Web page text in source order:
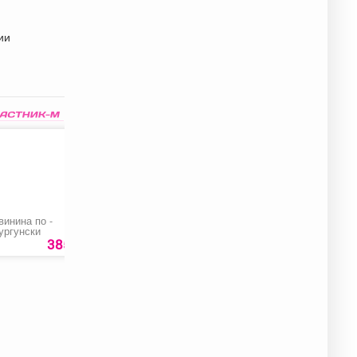
по -
385 руб.